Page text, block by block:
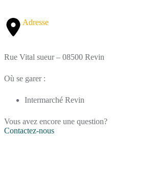
Adresse
Rue Vital sueur – 08500 Revin
Où se garer :
Intermarché Revin
Vous avez encore une question?
Contactez-nous